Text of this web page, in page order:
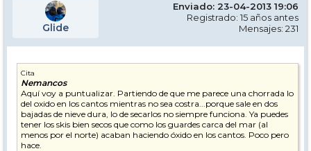
Glide
Enviado: 23-04-2013 19:06
Registrado: 15 años antes
Mensajes: 231
Cita
Nemancos
Aquí voy a puntualizar. Partiendo de que me parece una chorrada lo
del oxido en los cantos mientras no sea costra...porque sale en dos
bajadas de nieve dura, lo de secarlos no siempre funciona. Ya puedes
tener los skis bien secos que como los guardes carca del mar (al
menos por el norte) acaban haciendo óxido en los cantos. Poco pero
hace.